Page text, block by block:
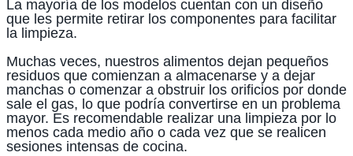
La mayoría de los modelos cuentan con un diseño
que les permite retirar los componentes para facilitar
la limpieza.
Muchas veces, nuestros alimentos dejan pequeños
residuos que comienzan a almacenarse y a dejar
manchas o comenzar a obstruir los orificios por donde
sale el gas, lo que podría convertirse en un problema
mayor. Es recomendable realizar una limpieza por lo
menos cada medio año o cada vez que se realicen
sesiones intensas de cocina.